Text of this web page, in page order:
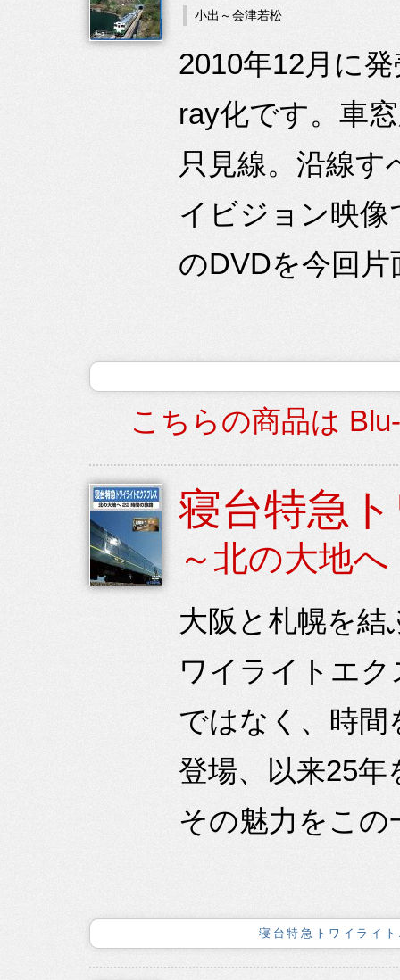
小出～会津若松
2010年12月に
ray化です。車
只見線。沿線
イビジョン映
のDVDを今回
こちらの商品は
寝台特急
～北の大地
大阪と札幌を結
ワイライトエ
ではなく、時間
登場、以来25
その魅力をこの
寝台特急トワイライ